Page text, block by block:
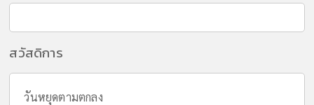
สวัสดิการ
วันหยุดตามตกลง